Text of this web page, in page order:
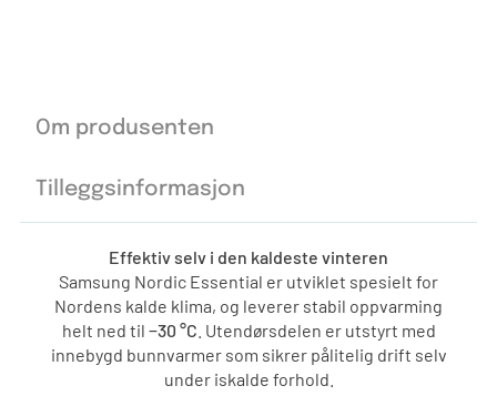
Om produsenten
Tilleggsinformasjon
Effektiv selv i den kaldeste vinteren
Samsung Nordic Essential er utviklet spesielt for
Nordens kalde klima, og leverer stabil oppvarming
helt ned til −30 °C . Utendørsdelen er utstyrt med
innebygd bunnvarmer som sikrer pålitelig drift selv
under iskalde forhold.